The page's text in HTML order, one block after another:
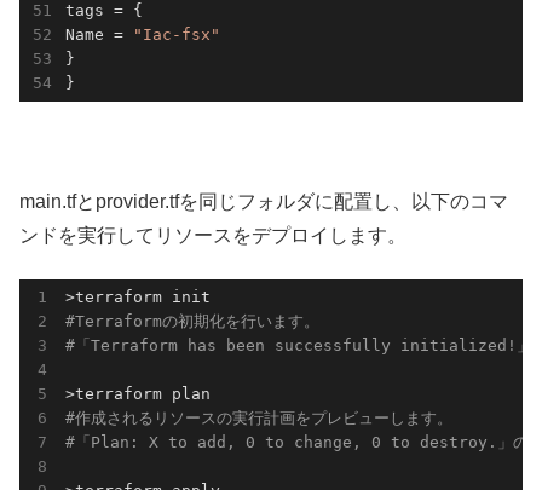
tags = {
Name =
"Iac-fsx"
}
}
main.tfとprovider.tfを同じフォルダに配置し、以下のコマ
ンドを実行してリソースをデプロイします。
#Terraformの初期化を行います。
#「Terraform has been successfully initialized!」と表
#作成されるリソースの実行計画をプレビューします。
#「Plan: X to add, 0 to change, 0 to destroy.」のように